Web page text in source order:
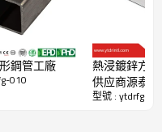
造商源泰德潤）
鋼管工廠
010
熱浸鍍鋅方
供应商源泰
型號 : ytdrfg-